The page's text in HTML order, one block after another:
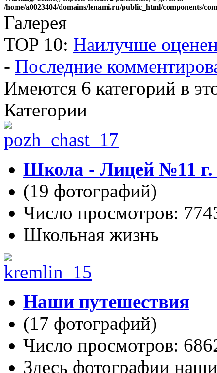
/home/a0023404/domains/lenami.ru/public_html/components/
Галерея
TOP 10: Наилучше
- Последние
Имеются 6 категорий в
Категории
Школа - Лицей №11
(19 фотографий)
Число просмотров:
Школьная жизнь
Наши путешествия
(17 фотографий)
Число просмотров:
Здесь фотографии